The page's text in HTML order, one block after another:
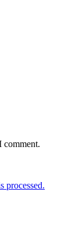
comment.
processed.